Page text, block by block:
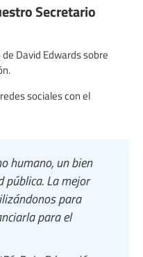
Secretario
David Edwards sobre
sociales con el
humano, un bien
pública. La mejor
para
para el